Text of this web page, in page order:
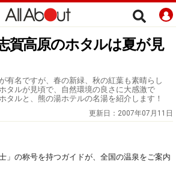
賀高原のホタルは夏が見
有名ですが、春の新緑、秋の紅葉も素晴らし
タルが見頃で、自然環境の良さに大感激で
タルと、熊の湯ホテルの名湯を紹介します！
更新日： 2007年07月11日
」の称号を持つガイドが、全国の温泉をご案内